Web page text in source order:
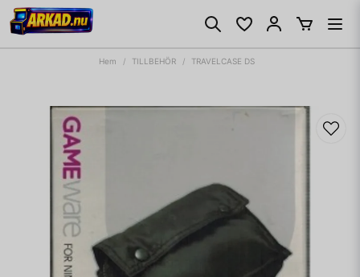
Hem TILLBEHÖR TRAVELCASE DS